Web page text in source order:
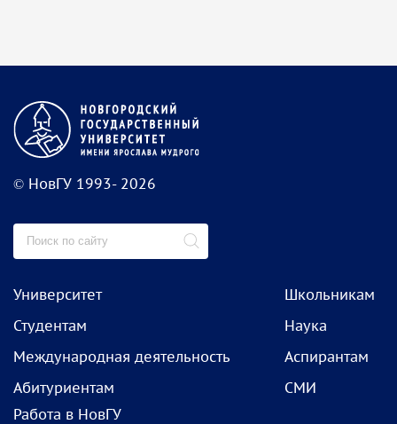
© НовГУ 1993- 2026
Университет
Студентам
Международная деятельность
Абитуриентам
Школьникам
Наука
Аспирантам
СМИ
Работа в НовГУ